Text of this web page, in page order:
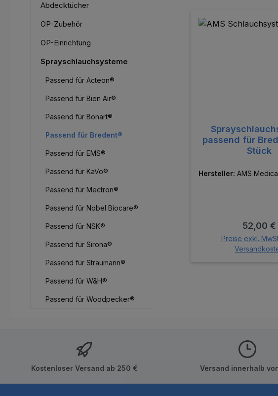
Abdecktücher
OP-Zubehör
OP-Einrichtung
Sprayschlauchsysteme
Passend für Acteon®
Passend für Bien Air®
Passend für Bonart®
Passend für Bredent®
Passend für EMS®
Passend für KaVo®
Passend für Mectron®
Passend für Nobel Biocare®
Passend für NSK®
Passend für Sirona®
Passend für Straumann®
Passend für W&H®
Passend für Woodpecker®
passend für
Stück
Hersteller:AMS
52,00 €
Preise exkl.
Kostenloser Versand ab 250 € Versand innerhalb